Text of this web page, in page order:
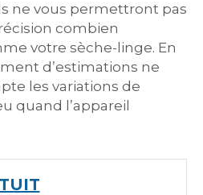
ne vous permettront pas
combien
votre sèche-linge. En
d’estimations ne
les variations de
quand l’appareil